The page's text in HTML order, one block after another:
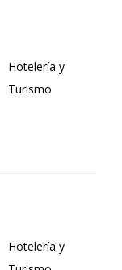
Hotelería y
Turismo
Hotelería y